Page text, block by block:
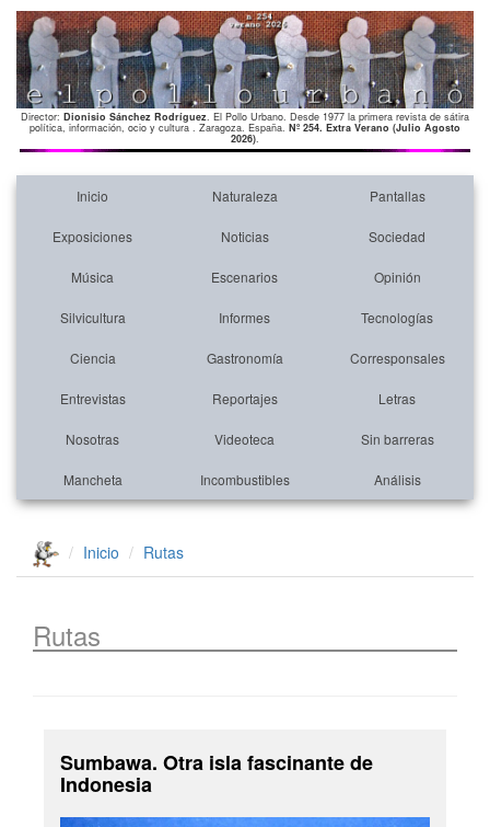
Director: Dionisio Sánchez Rodríguez. El Pollo Urbano. Desde 1977 la primera revista de sátira
política, información, ocio y cultura . Zaragoza. España. Nº 254. Extra Verano (Julio Agosto
2026).
Inicio Naturaleza Pantallas
Exposiciones Noticias Sociedad
Música Escenarios Opinión
Silvicultura Informes Tecnologías
Ciencia Gastronomía Corresponsales
Entrevistas Reportajes Letras
Nosotras Videoteca Sin barreras
Mancheta Incombustibles Análisis
Inicio Rutas
Rutas
Sumbawa. Otra isla fascinante de
Indonesia